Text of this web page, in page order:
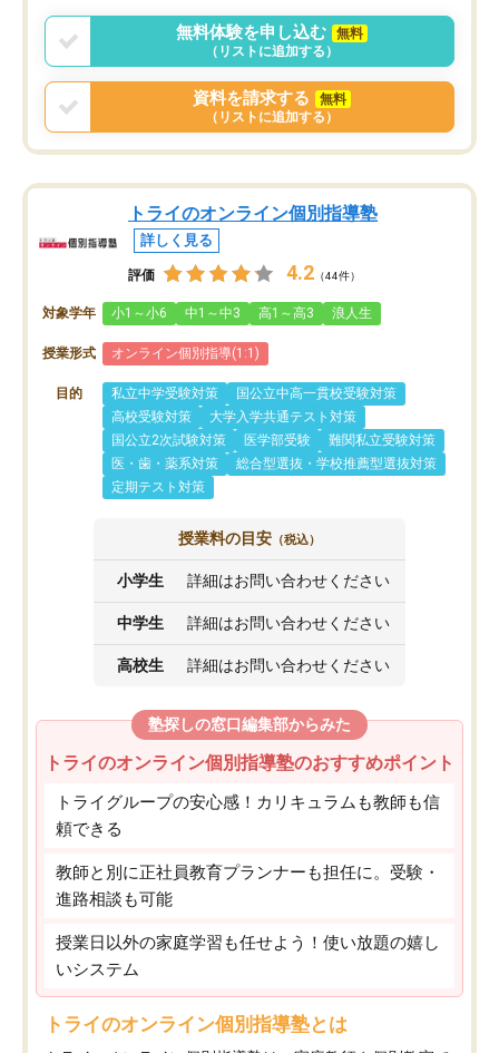
無料体験を申し込む
無料
（リストに追加する）
資料を請求する
無料
（リストに追加する）
トライのオンライン個別指導塾
詳しく見る
評価 4.2 （44件）
対象学年 小1～小6 中1～中3 高1～高3 浪人生
授業形式 オンライン個別指導(1:1)
目的 私立中学受験対策
国公立中高一貫校受験対策
高校受験対策
大学入学共通テスト対策
国公立2次試験対策
医学部受験
難関私立受験対策
医・歯・薬系対策
総合型選抜・学校推薦型選抜対策
定期テスト対策
授業料の目安 （税込）
小学生 詳細はお問い合わせください
中学生 詳細はお問い合わせください
高校生 詳細はお問い合わせください
塾探しの窓口編集部からみた
トライのオンライン個別指導塾のおすすめポイント
トライグループの安心感！カリキュラムも教師も信
頼できる
教師と別に正社員教育プランナーも担任に。受験・
進路相談も可能
授業日以外の家庭学習も任せよう！使い放題の嬉し
いシステム
トライのオンライン個別指導塾とは